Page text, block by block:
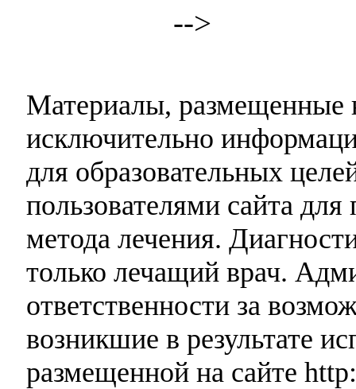
-->
Материалы, размещенные
исключительно
для образовательных
пользователями сайта
метода лечения.
только лечащий врач.
ответственности за
возникшие в результате
размещенной на сайте